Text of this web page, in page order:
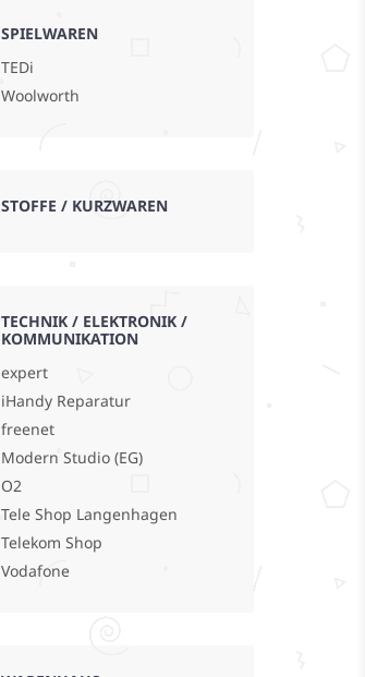
SPIELWAREN
TEDi
Woolworth
STOFFE / KURZWAREN
TECHNIK / ELEKTRONIK /
KOMMUNIKATION
expert
iHandy Reparatur
freenet
Modern Studio (EG)
O2
Tele Shop Langenhagen
Telekom Shop
Vodafone